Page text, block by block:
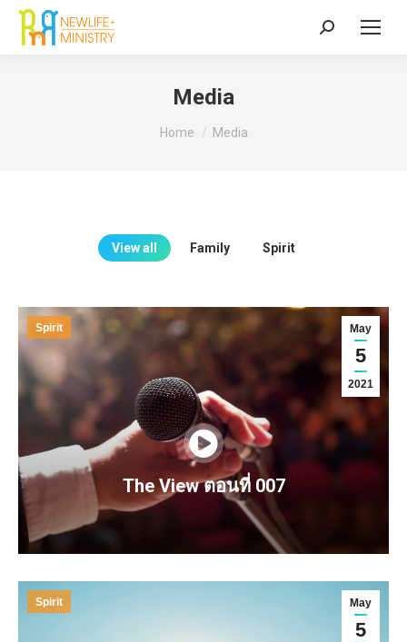
Search:
Media
You are here:
Home Media
View all Family Spirit
May
5
2021
Spirit
The View ตอนที่ 007
May
5
Spirit